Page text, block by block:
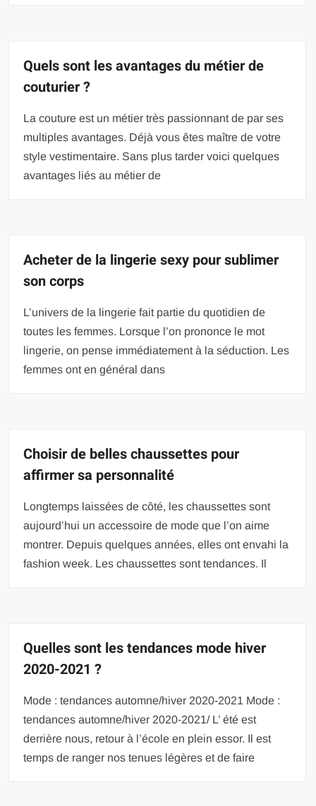
Quels sont les avantages du métier de
couturier ?
La couture est un métier très passionnant de par ses
multiples avantages. Déjà vous êtes maître de votre
style vestimentaire. Sans plus tarder voici quelques
avantages liés au métier de
Acheter de la lingerie sexy pour sublimer
son corps
L’univers de la lingerie fait partie du quotidien de
toutes les femmes. Lorsque l’on prononce le mot
lingerie, on pense immédiatement à la séduction. Les
femmes ont en général dans
Choisir de belles chaussettes pour
affirmer sa personnalité
Longtemps laissées de côté, les chaussettes sont
aujourd’hui un accessoire de mode que l’on aime
montrer. Depuis quelques années, elles ont envahi la
fashion week. Les chaussettes sont tendances. Il
Quelles sont les tendances mode hiver
2020-2021 ?
Mode : tendances automne/hiver 2020-2021 Mode :
tendances automne/hiver 2020-2021/ L’ été est
derrière nous, retour à l’école en plein essor. Il est
temps de ranger nos tenues légères et de faire